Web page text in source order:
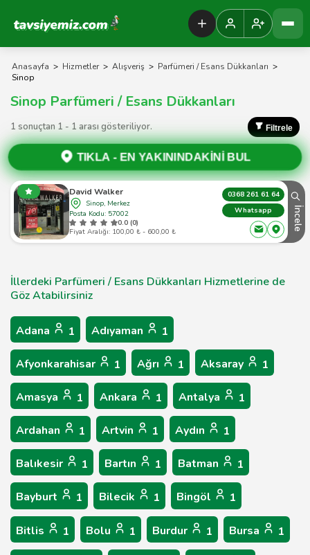
Tavsiyemiz Anasayfa
Anasayfa > Hizmetler > Alışveriş > Parfümeri / Esans Dükkanları >
Sinop
Sinop Parfümeri / Esans Dükkanları
1 sonuçtan 1 - 1 arası gösteriliyor. Filtrele
TIKLA - EN YAKININDAKİNİ BUL
David Walker
Sinop, Merkez
Posta Kodu: 57002
0.0 (0)
Fiyat Aralığı: 100,00 ₺ - 600,00 ₺
0368 261 61 64
Whatsapp
İncele
İllerdeki Parfümeri / Esans Dükkanları Hizmetlerine de
Göz Atabilirsiniz
Adana 1 Adıyaman 1
Afyonkarahisar 1 Ağrı 1 Aksaray 1
Amasya 1 Ankara 1 Antalya 1
Ardahan 1 Artvin 1 Aydın 1
Balıkesir 1 Bartın 1 Batman 1
Bayburt 1 Bilecik 1 Bingöl 1
Bitlis 1 Bolu 1 Burdur 1 Bursa 1